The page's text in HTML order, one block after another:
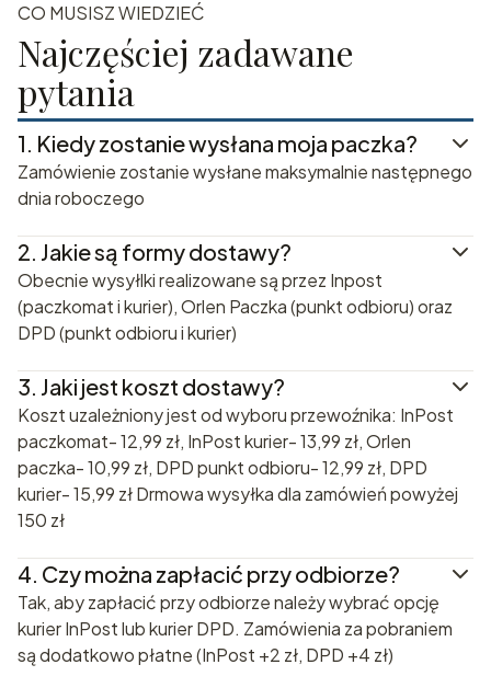
CO MUSISZ WIEDZIEĆ
Najczęściej zadawane
pytania
1. Kiedy zostanie wysłana moja paczka?
Zamówienie zostanie wysłane maksymalnie następnego
dnia roboczego
2. Jakie są formy dostawy?
Obecnie wysyłlki realizowane są przez Inpost
(paczkomat i kurier), Orlen Paczka (punkt odbioru) oraz
DPD (punkt odbioru i kurier)
3. Jaki jest koszt dostawy?
Koszt uzależniony jest od wyboru przewoźnika: InPost
paczkomat- 12,99 zł, InPost kurier- 13,99 zł, Orlen
paczka- 10,99 zł, DPD punkt odbioru- 12,99 zł, DPD
kurier- 15,99 zł Drmowa wysyłka dla zamówień powyżej
150 zł
4. Czy można zapłacić przy odbiorze?
Tak, aby zapłacić przy odbiorze należy wybrać opcję
kurier InPost lub kurier DPD. Zamówienia za pobraniem
są dodatkowo płatne (InPost +2 zł, DPD +4 zł)